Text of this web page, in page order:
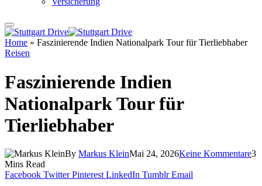
Home » Faszinierende Indien Nationalpark Tour für Tierliebhaber
Reisen
Faszinierende Indien
Nationalpark Tour für
Tierliebhaber
By Markus KleinMai 24, 2026Keine Kommentare3
Mins Read
Facebook Twitter Pinterest LinkedIn Tumblr Email